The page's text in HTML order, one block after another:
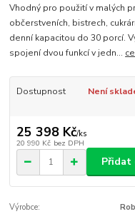
Vhodný pro použití v malých
občerstveních, bistrech,
denní kapacitou do 30 porcí.
spojení dvou funkcí v jedn...
Dostupnost Není
25 398 Kč/ks
20 990 Kč bez DPH
Přidat
Výrobce: